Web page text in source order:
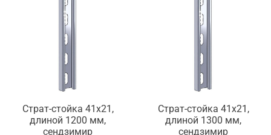
Страт-стойка 41х21,
длиной 1200 мм,
сендзимир
Страт-стойка 41х21,
длиной 1300 мм,
сендзимир